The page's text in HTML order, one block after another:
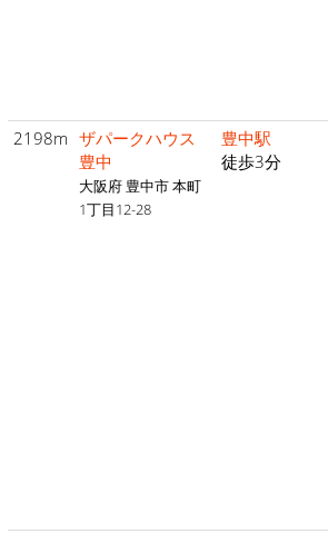
2198m ザパークハウス
豊中
大阪府 豊中市 本町
1丁目12-28
豊中駅
徒歩3分